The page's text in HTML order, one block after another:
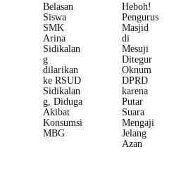
Belasan
Siswa
SMK
Arina
Sidikalan
g
dilarikan
ke RSUD
Sidikalan
g, Diduga
Akibat
Konsumsi
MBG
Heboh!
Pengurus
Masjid
di
Mesuji
Ditegur
Oknum
DPRD
karena
Putar
Suara
Mengaji
Jelang
Azan